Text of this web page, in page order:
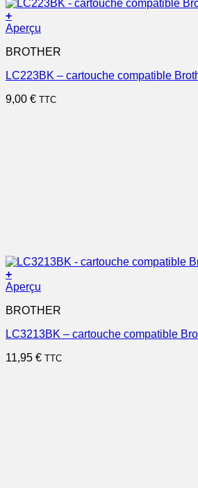
+
Aperçu
BROTHER
LC223BK – cartouche compatible
9,00 € TTC
+
Aperçu
BROTHER
LC3213BK – cartouche compatible
11,95 € TTC